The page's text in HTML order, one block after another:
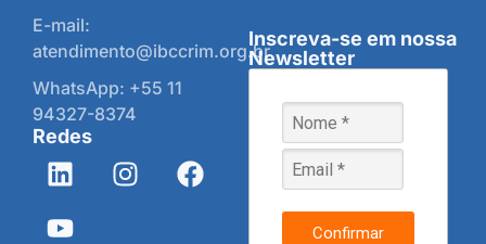
E-mail:
atendimento@ibccrim.org.br
WhatsApp: +55 11
94327-8374
Redes
Inscreva-se em nossa
Newsletter
Confirmar